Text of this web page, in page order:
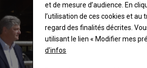
et de mesure d’audience. En
l’utilisation de ces cookies et
regard des finalités décrites.
utilisant le lien « Modifier mes
d'infos